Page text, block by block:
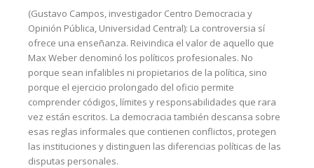
(Gustavo Campos, investigador Centro Democracia y
Opinión Pública, Universidad Central): La controversia sí
ofrece una enseñanza. Reivindica el valor de aquello que
Max Weber denominó los políticos profesionales. No
porque sean infalibles ni propietarios de la política, sino
porque el ejercicio prolongado del oficio permite
comprender códigos, límites y responsabilidades que rara
vez están escritos. La democracia también descansa sobre
esas reglas informales que contienen conflictos, protegen
las instituciones y distinguen las diferencias políticas de las
disputas personales.